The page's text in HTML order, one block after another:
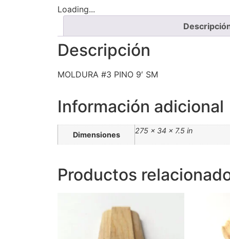
Loading...
Descripción
MOLDURA #3 PINO 9′ SM
Información adicional
Dimensiones 275 × 34 × 7.5 in
Productos